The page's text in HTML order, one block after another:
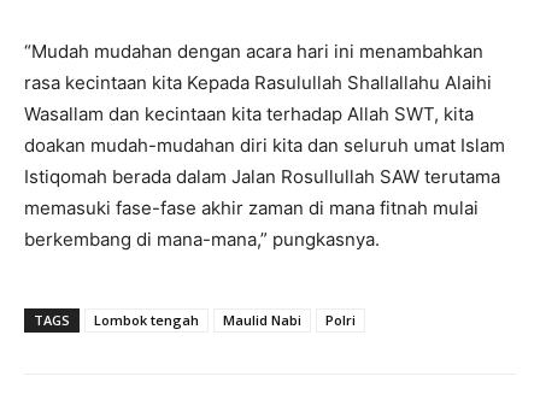
“Mudah mudahan dengan acara hari ini menambahkan
rasa kecintaan kita Kepada Rasulullah Shallallahu Alaihi
Wasallam dan kecintaan kita terhadap Allah SWT, kita
doakan mudah-mudahan diri kita dan seluruh umat Islam
Istiqomah berada dalam Jalan Rosullullah SAW terutama
memasuki fase-fase akhir zaman di mana fitnah mulai
berkembang di mana-mana,” pungkasnya.
TAGS Lombok tengah Maulid Nabi Polri